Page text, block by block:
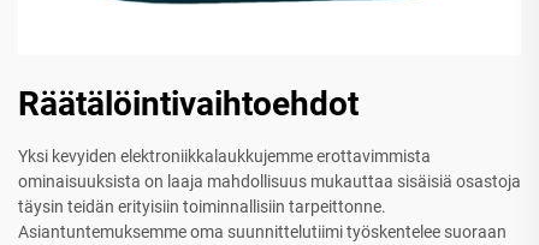
Räätälöintivaihtoehdot
Yksi kevyiden elektroniikkalaukkujemme erottavimmista
ominaisuuksista on laaja mahdollisuus mukauttaa sisäisiä osastoja
täysin teidän erityisiin toiminnallisiin tarpeittonne.
Asiantuntemuksemme oma suunnittelutiimi työskentelee suoraan